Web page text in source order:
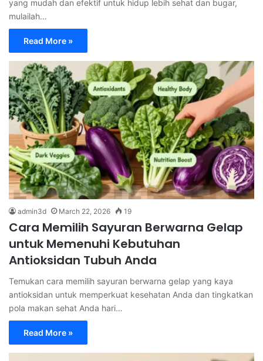
yang mudah dan efektif untuk hidup lebih sehat dan bugar,
mulailah…
Read More »
admin3d March 22, 2026 19
Cara Memilih Sayuran Berwarna Gelap
untuk Memenuhi Kebutuhan
Antioksidan Tubuh Anda
Temukan cara memilih sayuran berwarna gelap yang kaya
antioksidan untuk memperkuat kesehatan Anda dan tingkatkan
pola makan sehat Anda hari…
Read More »